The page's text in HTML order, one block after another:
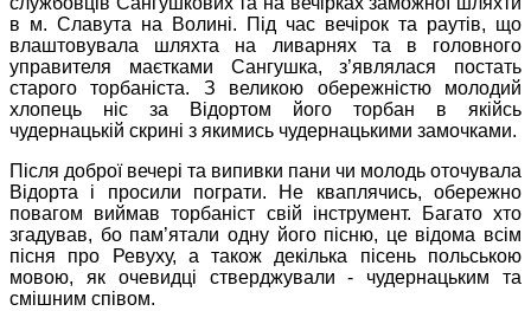
в м. Славута на Волині. Під час вечірок та раутів, що
влаштовувала шляхта на ливарнях та в головного
управителя маєтками Сангушка, з’являлася постать
старого торбаніста. З великою обережністю молодий
хлопець ніс за Відортом його торбан в якійсь
чудернацькій скрині з якимись чудернацькими замочками.
Після доброї вечері та випивки пани чи молодь оточувала
Відорта і просили пограти. Не кваплячись, обережно
повагом виймав торбаніст свій інструмент. Багато хто
згадував, бо пам’ятали одну його пісню, це відома всім
пісня про Ревуху, а також декілька пісень польською
мовою, як очевидці стверджували - чудернацьким та
смішним співом.